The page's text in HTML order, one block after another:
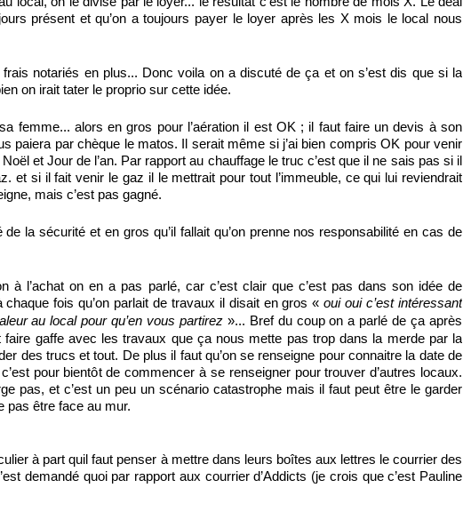
présent et qu’on a toujours payer le loyer après les X mois le local nous
notariés en plus... Donc voila on a discuté de ça et on s’est dis que si la
on irait tater le proprio sur cette idée.
femme... alors en gros pour l’aération il est OK ; il faut faire un devis à son
paiera par chèque le matos. Il serait même si j’ai bien compris OK pour venir
et Jour de l’an. Par rapport au chauffage le truc c’est que il ne sais pas si il
et si il fait venir le gaz il le mettrait pour tout l’immeuble, ce qui lui reviendrait
mais c’est pas gagné.
la sécurité et en gros qu’il fallait qu’on prenne nos responsabilité en cas de
à l’achat on en a pas parlé, car c’est clair que c’est pas dans son idée de
chaque fois qu’on parlait de travaux il disait en gros «oui oui c’est intéressant
au local pour qu’en vous partirez»... Bref du coup on a parlé de ça après
faire gaffe avec les travaux que ça nous mette pas trop dans la merde par la
des trucs et tout. De plus il faut qu’on se renseigne pour connaitre la date de
pour bientôt de commencer à se renseigner pour trouver d’autres locaux.
pas, et c’est un peu un scénario catastrophe mais il faut peut être le garder
pas être face au mur.
à part quil faut penser à mettre dans leurs boîtes aux lettres le courrier des
demandé quoi par rapport aux courrier d’Addicts (je crois que c’est Pauline